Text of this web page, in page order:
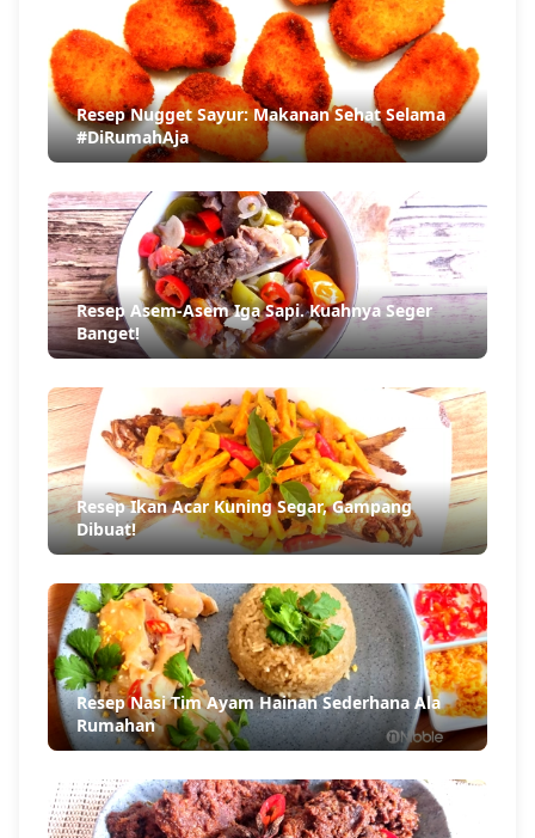
Resep Nugget Sayur: Makanan Sehat Selama
#DiRumahAja
Resep Asem-Asem Iga Sapi. Kuahnya Seger
Banget!
Resep Ikan Acar Kuning Segar, Gampang
Dibuat!
Resep Nasi Tim Ayam Hainan Sederhana Ala
Rumahan